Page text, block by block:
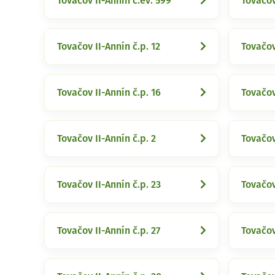
Tovačov II-Annín č.p. 12
Tovačov II-Annín č.p. 16
Tovačov II-Annín č.p. 2
Tovačov II-Annín č.p. 23
Tovačov II-Annín č.p. 27